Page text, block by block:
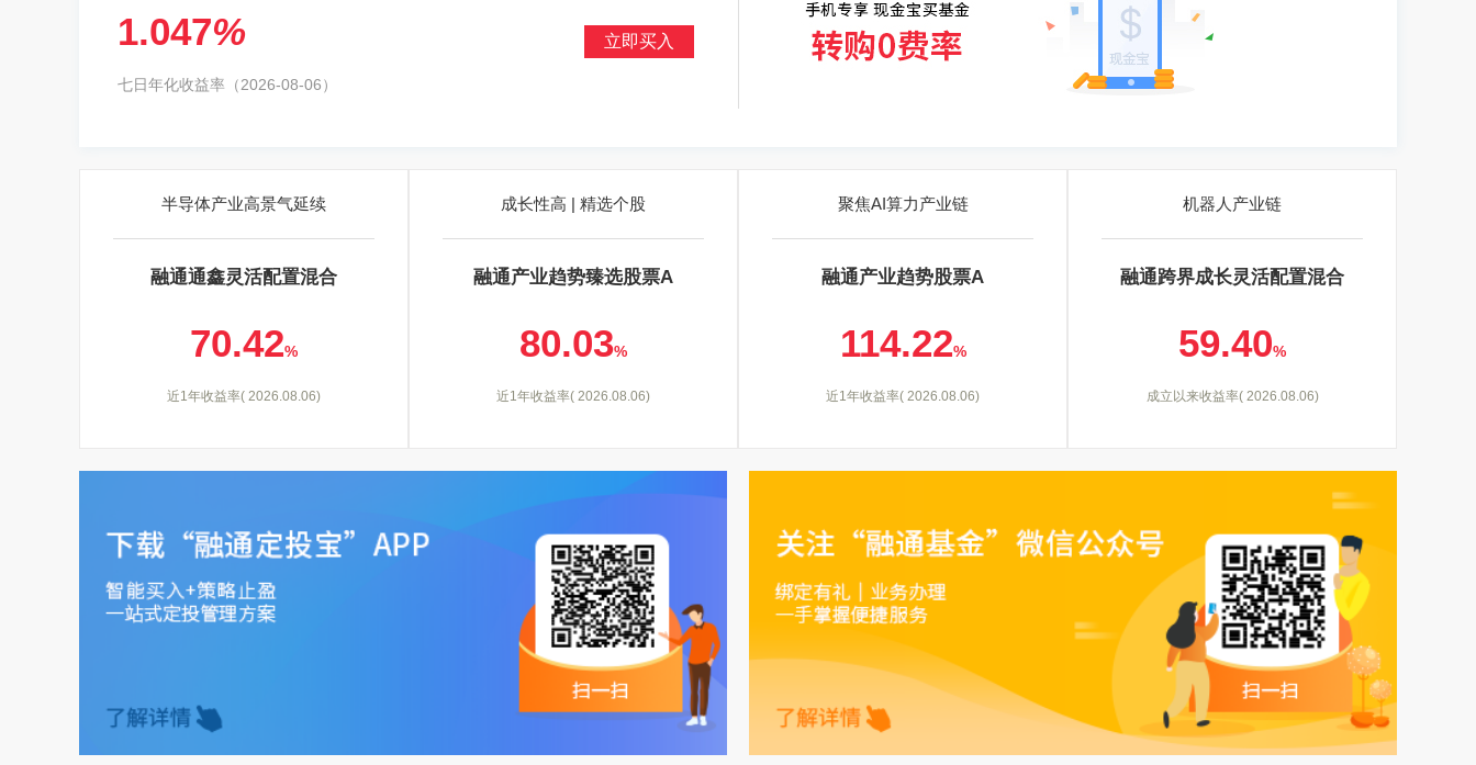
1.047%
七日年化收益率（2026-08-06）
立即买入
半导体产业高景气延续
融通通鑫灵活配置混合
70.42%
近1年收益率( 2026.08.06)
成长性高 | 精选个股
融通产业趋势臻选股票A
80.03%
近1年收益率( 2026.08.06)
聚焦AI算力产业链
融通产业趋势股票A
114.22%
近1年收益率( 2026.08.06)
机器人产业链
融通跨界成长灵活配置混合
59.40%
成立以来收益率( 2026.08.06)